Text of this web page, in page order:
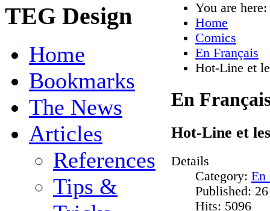
TEG Design
Home
Bookmarks
The News
Articles
References
Tips &
You are
Home
Comics
En Français
Hot-Line et
En
Hot-Line et
Details
Category: En
Published:
Hits: 5096